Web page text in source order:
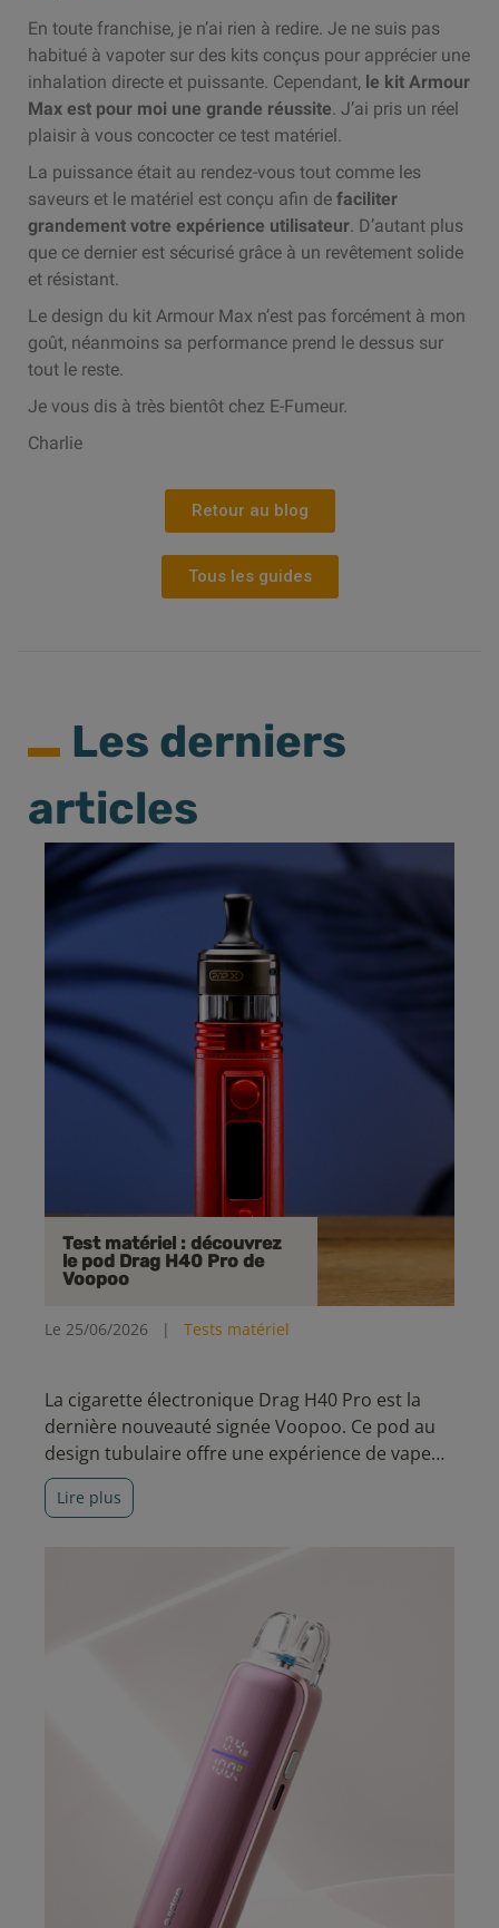
En toute franchise, je n’ai rien à redire. Je ne suis pas
habitué à vapoter sur des kits conçus pour apprécier une
inhalation directe et puissante. Cependant, le kit Armour
Max est pour moi une grande réussite. J’ai pris un réel
plaisir à vous concocter ce test matériel.
La puissance était au rendez-vous tout comme les
saveurs et le matériel est conçu afin de faciliter
grandement votre expérience utilisateur. D’autant plus
que ce dernier est sécurisé grâce à un revêtement solide
et résistant.
Le design du kit Armour Max n’est pas forcément à mon
goût, néanmoins sa performance prend le dessus sur
tout le reste.
Je vous dis à très bientôt chez E-Fumeur.
Charlie
Retour au blog
Tous les guides
Les derniers
articles
Test matériel : découvrez
le pod Drag H40 Pro de
Voopoo
Le 25/06/2026 | Tests matériel
La cigarette électronique Drag H40 Pro est la
dernière nouveauté signée Voopoo. Ce pod au
design tubulaire offre une expérience de vape
polyvalente, associant technologies de pointe et
fonctionnalités avancées.
Lire plus